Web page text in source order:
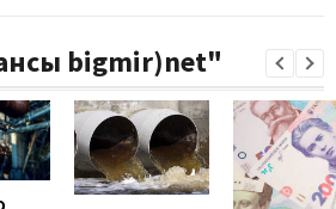
bigmir)net"